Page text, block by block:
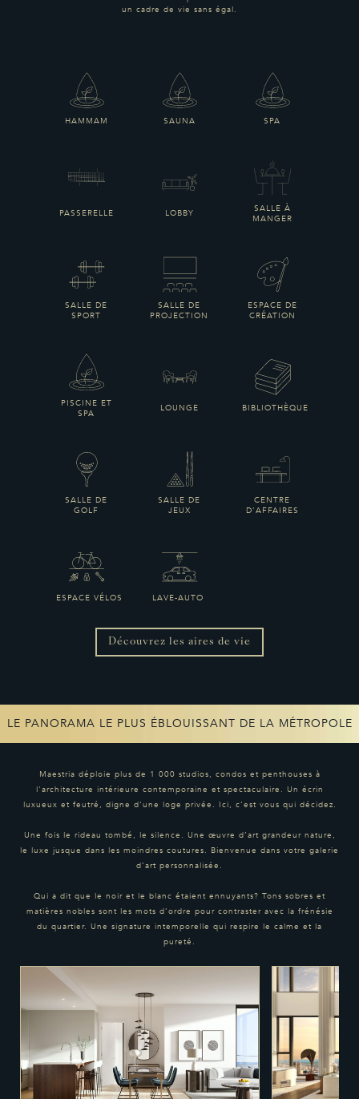
un cadre de vie sans égal.
HAMMAM SAUNA SPA
PASSERELLE LOBBY
SALLE À
MANGER
SALLE DE
SPORT
SALLE DE
PROJECTION
ESPACE DE
CRÉATION
PISCINE ET
SPA
LOUNGE BIBLIOTHÈQUE
SALLE DE
GOLF
SALLE DE
JEUX
CENTRE
D’AFFAIRES
ESPACE VÉLOS LAVE-AUTO
Découvrez les aires de vie
LE PANORAMA LE PLUS ÉBLOUISSANT DE LA MÉTROPOLE
Maestria déploie plus de 1 000 studios, condos et penthouses à
l'architecture intérieure contemporaine et spectaculaire. Un écrin
luxueux et feutré, digne d’une loge privée. Ici, c’est vous qui décidez.
Une fois le rideau tombé, le silence. Une œuvre d’art grandeur nature,
le luxe jusque dans les moindres coutures. Bienvenue dans votre galerie
d’art personnalisée.
Qui a dit que le noir et le blanc étaient ennuyants? Tons sobres et
matières nobles sont les mots d’ordre pour contraster avec la frénésie
du quartier. Une signature intemporelle qui respire le calme et la
pureté.